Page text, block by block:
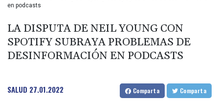
CLP 1056.362238
CNY 7.801236
CNH 7.796982
COP 3648.921861
CUC 1.156149
CUP 30.637949
en podcasts
LA DISPUTA DE NEIL YOUNG CON
SPOTIFY SUBRAYA PROBLEMAS DE
DESINFORMACIÓN EN PODCASTS
SALUD 27.01.2022 Comparta Comparta